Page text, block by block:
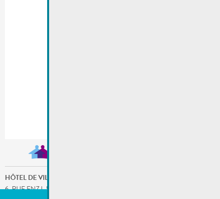
HÔTEL DE VILLE
6, RUE ENZ L-5532 REMICH